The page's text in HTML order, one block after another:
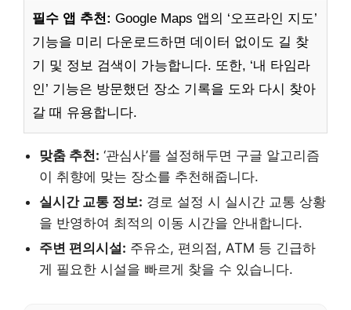
필수 앱 추천: Google Maps 앱의 ‘오프라인 지도’
기능을 미리 다운로드하면 데이터 없이도 길 찾
기 및 정보 검색이 가능합니다. 또한, ‘내 타임라
인’ 기능은 방문했던 장소 기록을 도와 다시 찾아
갈 때 유용합니다.
맞춤 추천: ‘관심사’를 설정해두면 구글 알고리즘
이 취향에 맞는 장소를 추천해줍니다.
실시간 교통 정보: 경로 설정 시 실시간 교통 상황
을 반영하여 최적의 이동 시간을 안내합니다.
주변 편의시설: 주유소, 편의점, ATM 등 긴급하
게 필요한 시설을 빠르게 찾을 수 있습니다.